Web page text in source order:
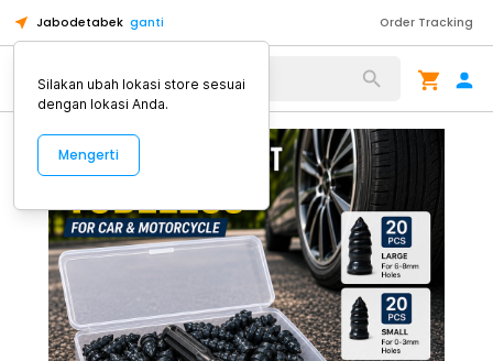
Jabodetabek ganti Order Tracking
Alat Kopi
Silakan ubah lokasi store sesuai
dengan lokasi Anda.
Mengerti